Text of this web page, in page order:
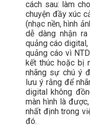
cách sau: làm
chuyện đầy xúc
(nhạc nền, hình
dễ dàng nhận
quảng cáo
quảng cáo vì
kết thúc hoặc bị
nhãng sự chú ý
lưu ý rằng để
digital không
màn hình là
nhất định trong
đó.